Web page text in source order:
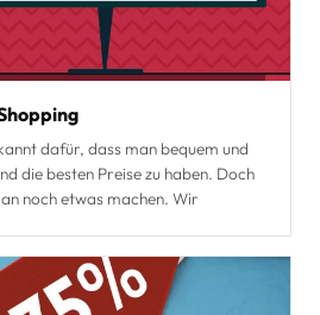
dafür, dass man bequem und
die besten Preise zu haben. Doch
noch etwas machen. Wir